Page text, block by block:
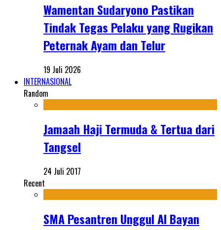
Wamentan Sudaryono Pastikan
Tindak Tegas Pelaku yang Rugikan
Peternak Ayam dan Telur
19 Juli 2026
INTERNASIONAL
Random
Jamaah Haji Termuda & Tertua dari
Tangsel
24 Juli 2017
Recent
SMA Pesantren Unggul Al Bayan